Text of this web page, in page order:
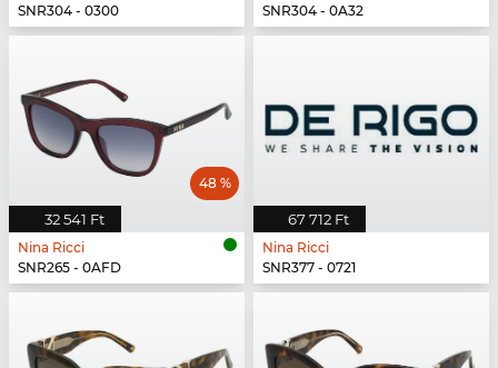
SNR304 - 0300
SNR304 - 0A32
32 541 Ft
48 %
Nina Ricci
SNR265 - 0AFD
67 712 Ft
Nina Ricci
SNR377 - 0721